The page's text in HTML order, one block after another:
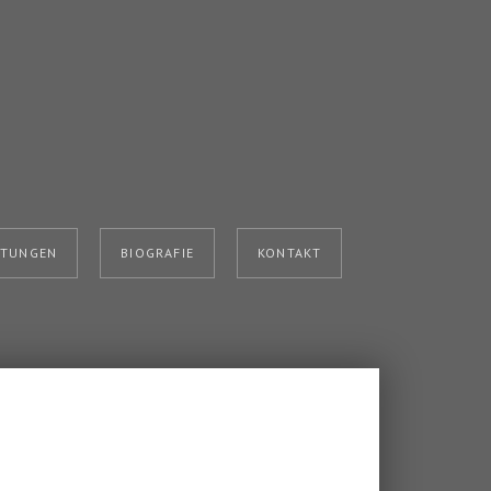
BIOGRAFIE KONTAKT